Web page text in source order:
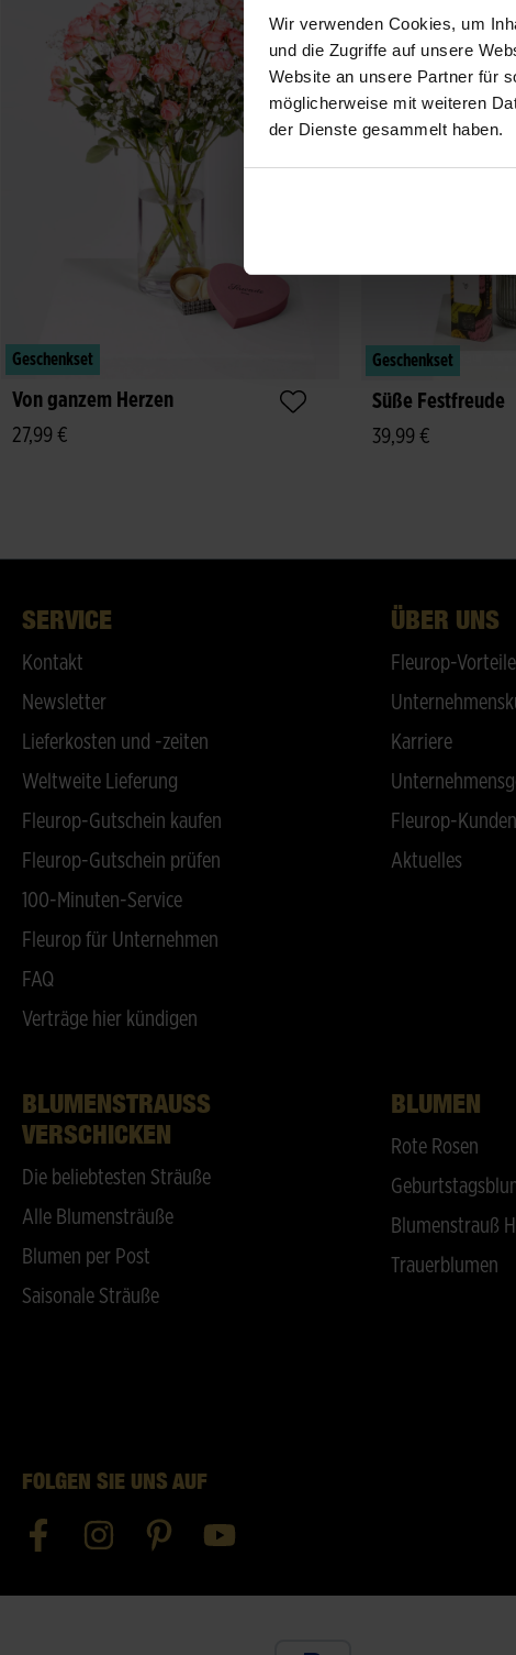
Wir verwenden Cookies, um
und die Zugriffe auf unsere
Website an unsere Partner für
möglicherweise mit weiteren
der Dienste gesammelt haben.
Geschenkset
Von ganzem Herzen
27,99 €
Geschenkset
Süße Festfreude
39,99 €
SERVICE
Kontakt
Newsletter
Lieferkosten und -zeiten
Weltweite Lieferung
Fleurop-Gutschein kaufen
Fleurop-Gutschein prüfen
100-Minuten-Service
Fleurop für Unternehmen
FAQ
Verträge hier kündigen
ÜBER UNS
Fleurop-Vorteile
Karriere
Fleurop-
Aktuelles
BLUMENSTRAUSS V
ERSCHICKEN
Die beliebtesten Sträuße
Alle Blumensträuße
Blumen per Post
Saisonale Sträuße
BLUMEN
Rote Rosen
Blumenstrauß
Trauerblumen
FOLGEN SIE UNS AUF